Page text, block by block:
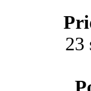
23